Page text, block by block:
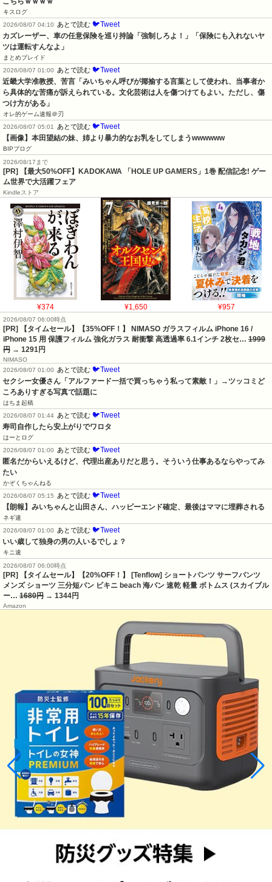
キスログ
2026/08/07 04:10
あとで読む 🐦Tweet
カズレーザー、車の任意保険を巡り持論「強制しろよ！」「保険にも入れないヤ
ツは運転すんなよ」
まとめブレイド
2026/08/07 01:00
あとで読む 🐦Tweet
近畿大学准教授、苦言「みいちゃん呼びが揶揄する言葉として使われ、当事者か
ら具体的な苦痛が訴えられている。文化芸術は人を傷つけてもよい。ただし、傷
つけ方がある」
オレ的ゲーム速報＠刃
2026/08/07 05:01
あとで読む 🐦Tweet
【画像】本田望結の妹、姉より暴力的なお乳をしてしまうwwwwww
BIPブログ
2026/08/17まで
[PR] 【最大50%OFF】KADOKAWA 「HOLE UP GAMERS」1巻 配信記念! ゲー
ム世界で大活躍フェア
Kindleストア
¥374 ¥1,650 ¥957
2026/08/07 06:00時点
[PR] 【タイムセール】【35%OFF！】 NIMASO ガラスフィルム iPhone 16 /
iPhone 15 用 保護フィルム 強化ガラス 耐衝撃 高透過率 6.1インチ 2枚セ… 1999
円 → 1291円
NIMASO
2026/08/07 01:00
あとで読む 🐦Tweet
セクシー女優さん「アルファード一括で買っちゃう私って素敵！」→ツッコミど
ころありすぎる写真で話題に
はちま起稿
2026/08/07 01:44 あとで読む 🐦Tweet
寿司自作したら安上がりでワロタ
はーとログ
2026/08/07 01:00
あとで読む 🐦Tweet
匿名だからいえるけど、代理出産ありだと思う。そういう仕事あるならやってみ
たい
かぞくちゃんねる
2026/08/07 05:15
あとで読む 🐦Tweet
【朗報】みいちゃんと山田さん、ハッピーエンド確定、最後はママに埋葬される
ネギ速
2026/08/07 01:00
あとで読む 🐦Tweet
いい歳して独身の男の人いるでしょ？
キニ速
2026/08/07 06:00時点
[PR] 【タイムセール】【20%OFF！】 [Tenflow] ショートパンツ サーフパンツ
メンズ ショーツ 三分短パン ビキニ beach 海パン 速乾 軽量 ボトムス (スカイブル
ー… 1680円 → 1344円
Amazon